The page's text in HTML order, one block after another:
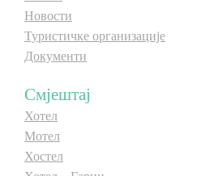
Новости
Туристичке организације
Документи
Смјештај
Хотел
Мотел
Хостел